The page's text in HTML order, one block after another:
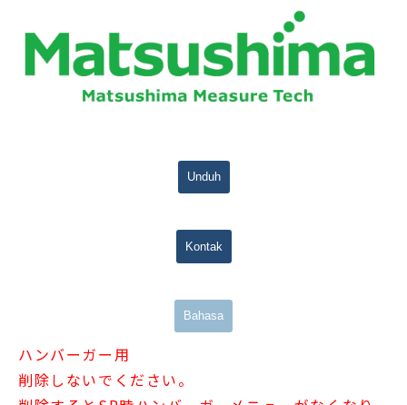
Unduh
Kontak
Bahasa
ハンバーガー用
削除しないでください。